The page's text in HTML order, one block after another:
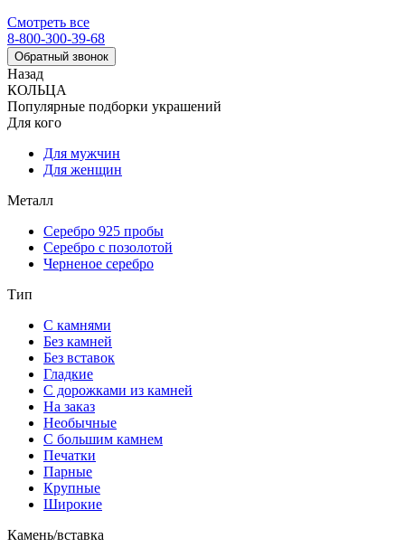
Смотреть все
8-800-300-39-68
Обратный звонок
Назад
КОЛЬЦА
Популярные подборки украшений
Для кого
Для мужчин
Для женщин
Металл
Серебро 925 пробы
Серебро с позолотой
Черненое серебро
Тип
С камнями
Без камней
Без вставок
Гладкие
С дорожками из камней
На заказ
Необычные
С большим камнем
Печатки
Парные
Крупные
Широкие
Камень/вставка